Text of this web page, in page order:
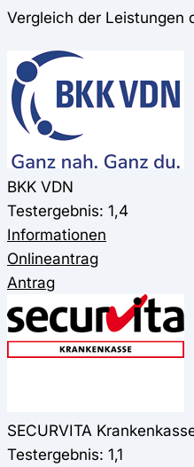
Vergleich der Leistungen
BKK VDN
Testergebnis: 1,4
Informationen
Onlineantrag
Antrag
SECURVITA
Testergebnis: 1,1